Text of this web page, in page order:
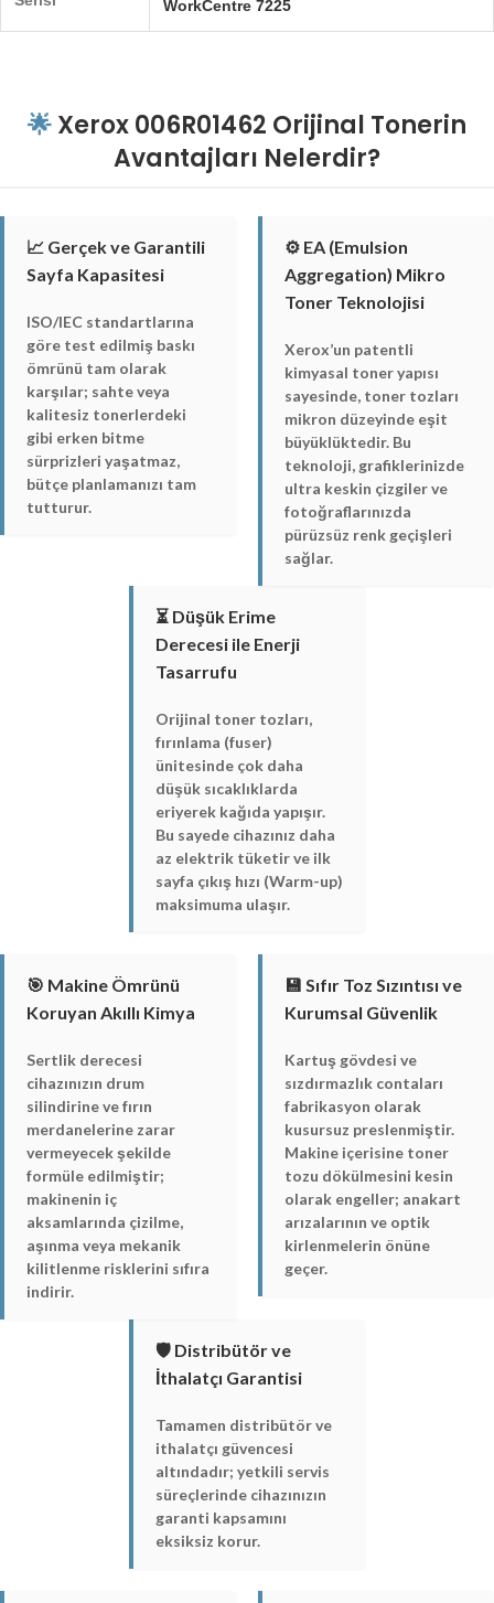
WorkCentre 7225
🌟Xerox 006R01462 Orijinal Tonerin
Avantajları Nelerdir?
📈 Gerçek ve Garantili
Sayfa Kapasitesi
ISO/IEC standartlarına
göre test edilmiş baskı
ömrünü tam olarak
karşılar; sahte veya
kalitesiz tonerlerdeki
gibi erken bitme
sürprizleri yaşatmaz,
bütçe planlamanızı tam
tutturur.
⚙️ EA (Emulsion
Aggregation) Mikro
Toner Teknolojisi
Xerox’un patentli
kimyasal toner yapısı
sayesinde, toner tozları
mikron düzeyinde eşit
büyüklüktedir. Bu
teknoloji, grafiklerinizde
ultra keskin çizgiler ve
fotoğraflarınızda
pürüzsüz renk geçişleri
sağlar.
⏳ Düşük Erime
Derecesi ile Enerji
Tasarrufu
Orijinal toner tozları,
fırınlama (fuser)
ünitesinde çok daha
düşük sıcaklıklarda
eriyerek kağıda yapışır.
Bu sayede cihazınız daha
az elektrik tüketir ve ilk
sayfa çıkış hızı (Warm-up)
maksimuma ulaşır.
🎯 Makine Ömrünü
Koruyan Akıllı Kimya
Sertlik derecesi
cihazınızın drum
silindirine ve fırın
merdanelerine zarar
vermeyecek şekilde
formüle edilmiştir;
makinenin iç
aksamlarında çizilme,
aşınma veya mekanik
kilitlenme risklerini sıfıra
indirir.
💾 Sıfır Toz Sızıntısı ve
Kurumsal Güvenlik
Kartuş gövdesi ve
sızdırmazlık contaları
fabrikasyon olarak
kusursuz preslenmiştir.
Makine içerisine toner
tozu dökülmesini kesin
olarak engeller; anakart
arızalarının ve optik
kirlenmelerin önüne
geçer.
🛡️ Distribütör ve
İthalatçı Garantisi
Tamamen distribütör ve
ithalatçı güvencesi
altındadır; yetkili servis
süreçlerinde cihazınızın
garanti kapsamını
eksiksiz korur.